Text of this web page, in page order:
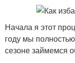
Начала я этот
году мы
сезоне займемся